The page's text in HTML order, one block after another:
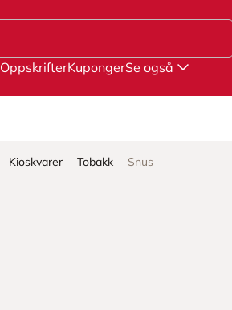
OppskrifterKupongerSe også
Kioskvarer Tobakk Snus